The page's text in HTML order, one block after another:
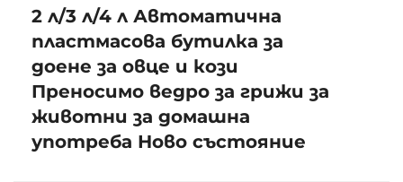
2 л/3 л/4 л Автоматична
пластмасова бутилка за
доене за овце и кози
Преносимо ведро за грижи за
животни за домашна
употреба Ново състояние